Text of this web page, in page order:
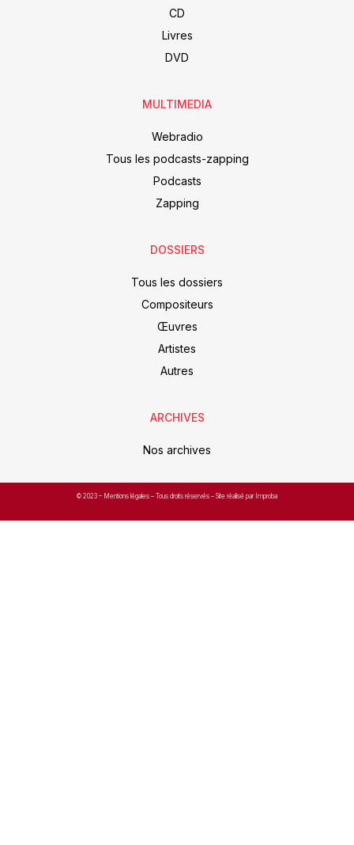
CD
Livres
DVD
MULTIMEDIA
Webradio
Tous les podcasts-zapping
Podcasts
Zapping
DOSSIERS
Tous les dossiers
Compositeurs
Œuvres
Artistes
Autres
ARCHIVES
Nos archives
© 2023 – Mentions légales – Tous droits réservés – Site réalisé par Improba